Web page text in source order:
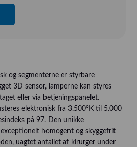
og segmenterne er styrbare
3D sensor, lamperne kan styres
eller via betjeningspanelet.
elektronisk fra 3.500°K til 5.000
på 97. Den unikke
homogent og skyggefrit
uagtet antallet af kirurger under